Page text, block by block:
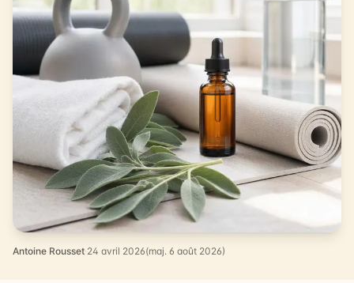
Antoine Rousset·24 avril 2026(maj. 6 août 2026)